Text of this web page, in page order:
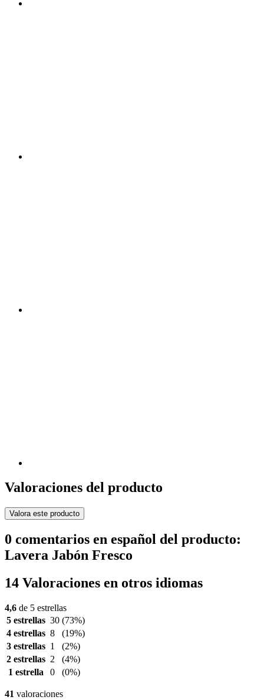
Valoraciones del producto
Valora este producto
0 comentarios en español del producto:
Lavera Jabón Fresco
14 Valoraciones en otros idiomas
4,6 de 5 estrellas
5 estrellas 30 (73%)
4 estrellas 8
(19%)
3 estrellas 1
(2%)
2 estrellas 2
(4%)
1 estrella
0 (0%)
41 valoraciones